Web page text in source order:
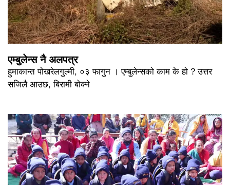
एम्बुलेन्स नै अलपत्र
हुमाकान्त पोखरेलगुल्मी, ०३ फागुन । एम्बुलेन्सको काम के हो ? उत्तर
सजिलै आउछ, बिरामी बोक्ने